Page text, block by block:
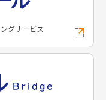
グサービス